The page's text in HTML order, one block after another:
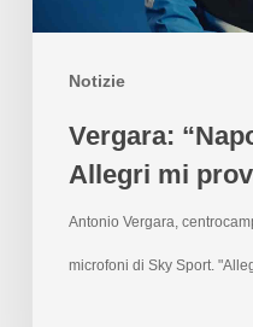
Notizie
Vergara:
Allegri mi
Antonio Vergara,
microfoni di Sky Sport.